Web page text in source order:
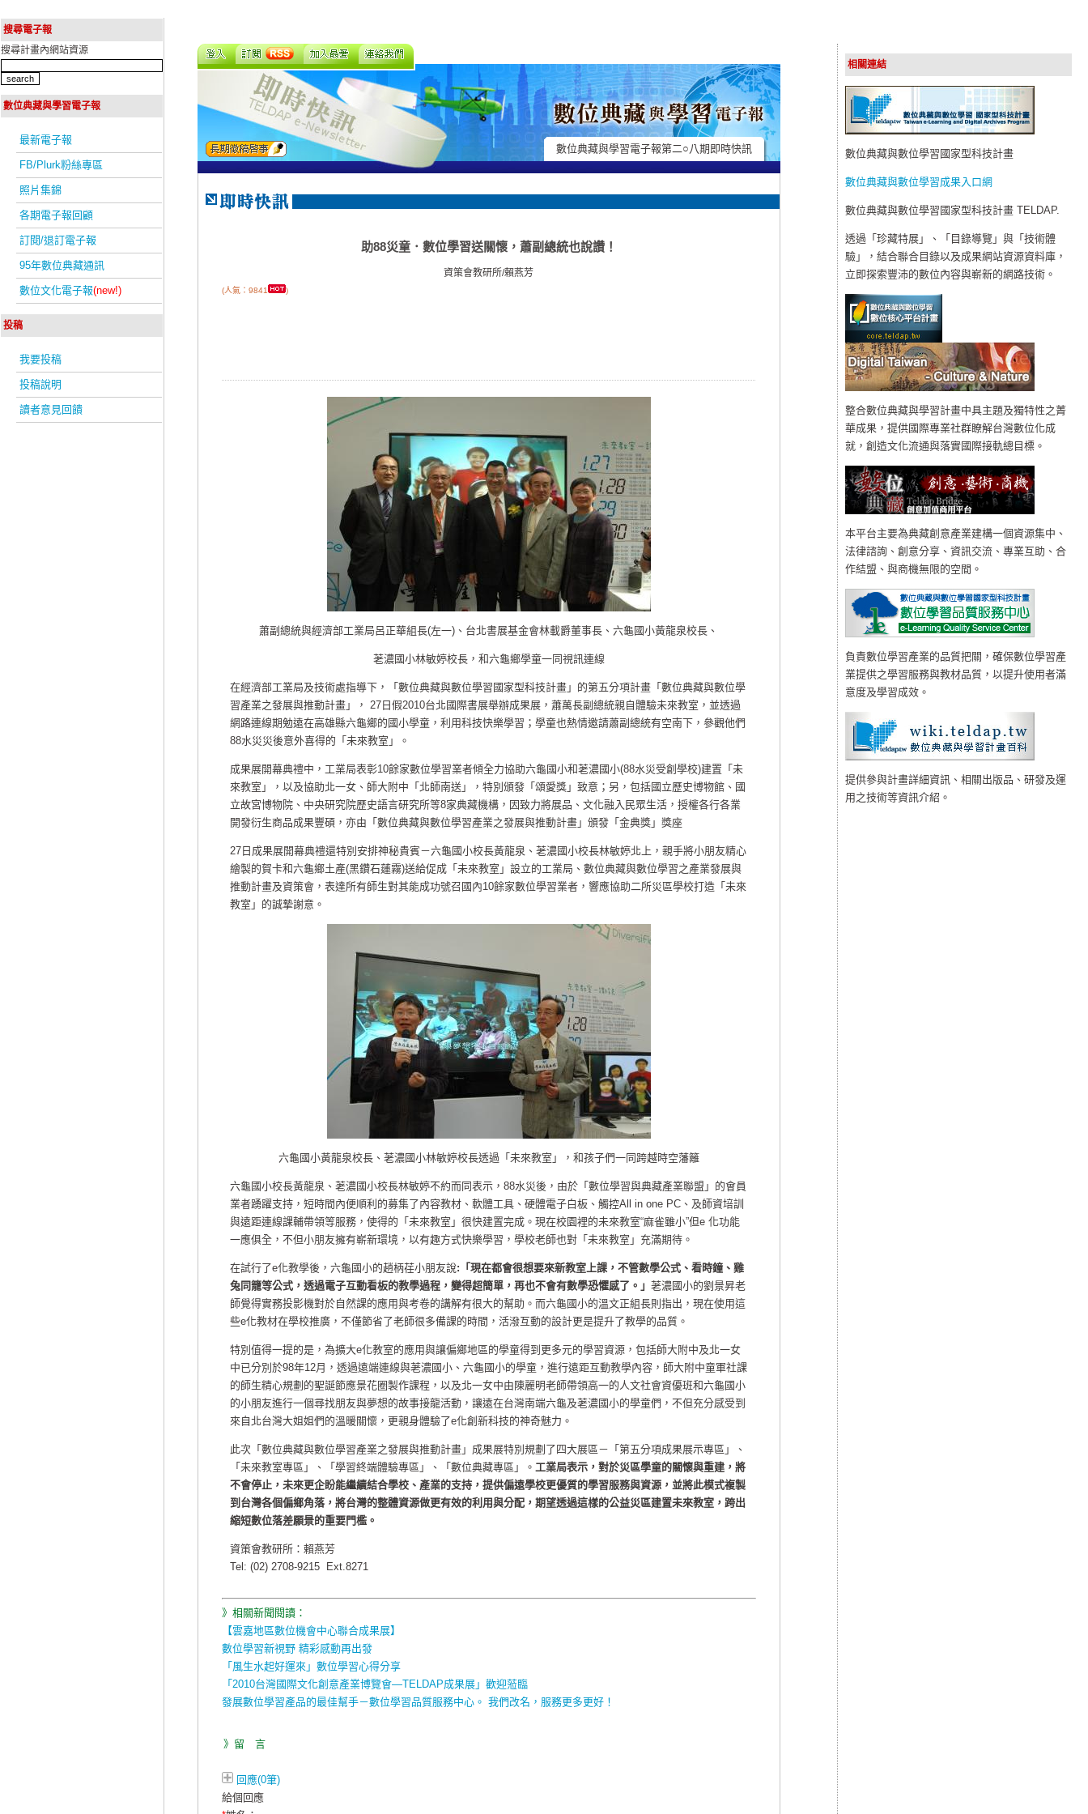
搜尋電子報
搜尋計畫內網站資源
數位典藏與學習電子報
最新電子報
FB/Plurk粉絲專區
照片集錦
各期電子報回顧
訂閱/退訂電子報
95年數位典藏通訊
數位文化電子報(new!)
投稿
我要投稿
投稿說明
讀者意見回饋
相關連結
數位典藏與數位學習國家型科技計畫
數位典藏與數位學習成果入口網
數位典藏與數位學習國家型科技計畫 TELDAP.
透過「珍藏特展」、「目錄導覽」與「技術體
驗」，結合聯合目錄以及成果網站資源資料庫，
立即探索豐沛的數位內容與嶄新的網路技術。
整合數位典藏與學習計畫中具主題及獨特性之菁
華成果，提供國際專業社群瞭解台灣數位化成
就，創造文化流通與落實國際接軌總目標。
本平台主要為典藏創意產業建構一個資源集中、
法律諮詢、創意分享、資訊交流、專業互助、合
作結盟、與商機無限的空間。
負責數位學習產業的品質把關，確保數位學習產
業提供之學習服務與教材品質，以提升使用者滿
意度及學習成效。
提供參與計畫詳細資訊、相關出版品、研發及運
用之技術等資訊介紹。
數位典藏與學習電子報第二○八期即時快訊
助88災童．數位學習送關懷，蕭副總統也說讚！
資策會教研所/賴燕芳
(人氣：9841 )
蕭副總統與經濟部工業局呂正華組長(左一)、台北書展基金會林載爵董事長、六龜國小黃龍泉校長、
荖濃國小林敏婷校長，和六龜鄉學童一同視訊連線
在經濟部工業局及技術處指導下，「數位典藏與數位學習國家型科技計畫」的第五分項計畫「數位典藏與數位學
習產業之發展與推動計畫」， 27日假2010台北國際書展舉辦成果展，蕭萬長副總統親自體驗未來教室，並透過
網路連線期勉遠在高雄縣六龜鄉的國小學童，利用科技快樂學習；學童也熱情邀請蕭副總統有空南下，參觀他們
88水災災後意外喜得的「未來教室」。
成果展開幕典禮中，工業局表彰10餘家數位學習業者傾全力協助六龜國小和荖濃國小(88水災受創學校)建置「未
來教室」，以及協助北一女、師大附中「北師南送」，特別頒發「頌愛獎」致意；另，包括國立歷史博物館、國
立故宮博物院、中央研究院歷史語言研究所等8家典藏機構，因致力將展品、文化融入民眾生活，授權各行各業
開發衍生商品成果豐碩，亦由「數位典藏與數位學習產業之發展與推動計畫」頒發「金典獎」獎座
27日成果展開幕典禮還特別安排神秘貴賓－六龜國小校長黃龍泉、荖濃國小校長林敏婷北上，親手將小朋友精心
繪製的賀卡和六龜鄉土產(黑鑽石蓮霧)送給促成「未來教室」設立的工業局、數位典藏與數位學習之產業發展與
推動計畫及資策會，表達所有師生對其能成功號召國內10餘家數位學習業者，響應協助二所災區學校打造「未來
教室」的誠摯謝意。
六龜國小黃龍泉校長、荖濃國小林敏婷校長透過「未來教室」，和孩子們一同跨越時空藩籬
六龜國小校長黃龍泉、荖濃國小校長林敏婷不約而同表示，88水災後，由於「數位學習與典藏產業聯盟」的會員
業者踴躍支持，短時間內便順利的募集了內容教材、軟體工具、硬體電子白板、觸控All in one PC、及師資培訓
與遠距連線課輔帶領等服務，使得的「未來教室」很快建置完成。現在校園裡的未來教室“麻雀雖小”但e 化功能
一應俱全，不但小朋友擁有嶄新環境，以有趣方式快樂學習，學校老師也對「未來教室」充滿期待。
在試行了e化教學後，六龜國小的趙柄荏小朋友說:「現在都會很想要來新教室上課，不管數學公式、看時鐘、雞
兔同籠等公式，透過電子互動看板的教學過程，變得超簡單，再也不會有數學恐懼感了。」 荖濃國小的劉景昇老
師覺得實務投影機對於自然課的應用與考卷的講解有很大的幫助。而六龜國小的溫文正組長則指出，現在使用這
些e化教材在學校推廣，不僅節省了老師很多備課的時間，活潑互動的設計更是提升了教學的品質。
特別值得一提的是，為擴大e化教室的應用與讓偏鄉地區的學童得到更多元的學習資源，包括師大附中及北一女
中已分別於98年12月，透過遠端連線與荖濃國小、六龜國小的學童，進行遠距互動教學內容，師大附中童軍社課
的師生精心規劃的聖誕節應景花圈製作課程，以及北一女中由陳麗明老師帶領高一的人文社會資優班和六龜國小
的小朋友進行一個尋找朋友與夢想的故事接龍活動，讓遠在台灣南端六龜及荖濃國小的學童們，不但充分感受到
來自北台灣大姐姐們的溫暖關懷，更親身體驗了e化創新科技的神奇魅力。
此次「數位典藏與數位學習產業之發展與推動計畫」成果展特別規劃了四大展區－「第五分項成果展示專區」、
「未來教室專區」、「學習終端體驗專區」、「數位典藏專區」。 工業局表示，對於災區學童的關懷與重建，將
不會停止，未來更企盼能繼續結合學校、產業的支持，提供偏遠學校更優質的學習服務與資源，並將此模式複製
到台灣各個偏鄉角落，將台灣的整體資源做更有效的利用與分配，期望透過這樣的公益災區建置未來教室，跨出
縮短數位落差願景的重要門檻。
資策會教研所：賴燕芳
Tel: (02) 2708-9215 Ext.8271
》相關新聞閱讀：
【雲嘉地區數位機會中心聯合成果展】
數位學習新視野 精彩感動再出發
「風生水起好運來」數位學習心得分享
「2010台灣國際文化創意產業博覽會—TELDAP成果展」歡迎蒞臨
發展數位學習產品的最佳幫手－數位學習品質服務中心。 我們改名，服務更多更好！
》留 言
回應(0筆)
給個回應